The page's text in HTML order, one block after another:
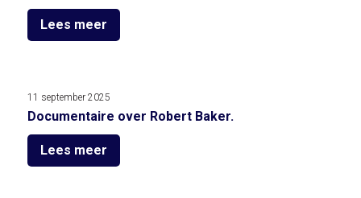
Lees meer
11 september 2025
Documentaire over Robert Baker.
Lees meer